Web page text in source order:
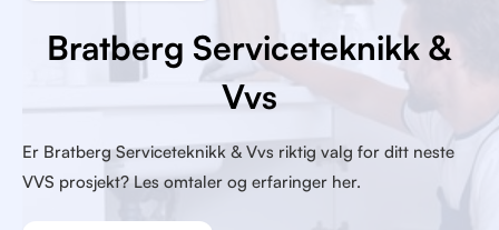
Er Bratberg Serviceteknikk & Vvs riktig valg for ditt neste
VVS prosjekt? Les omtaler og erfaringer her.
Bratberg Serviceteknikk &
Vvs